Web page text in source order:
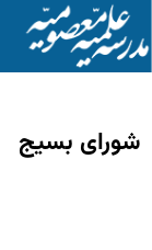
شورای بسیج